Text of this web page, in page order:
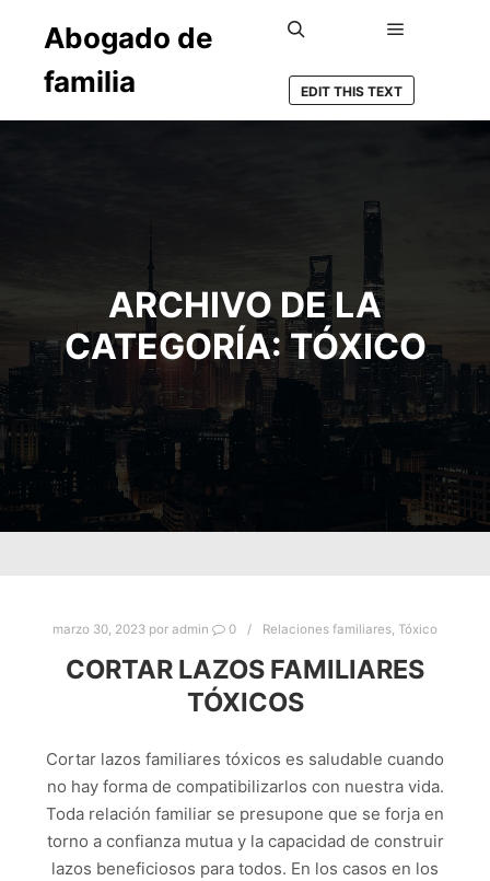
Abogado de
familia
EDIT THIS TEXT
ARCHIVO DE LA
CATEGORÍA:TÓXICO
marzo 30, 2023 por admin 0 Relaciones familiares, Tóxico
CORTAR LAZOS FAMILIARES
TÓXICOS
Cortar lazos familiares tóxicos es saludable cuando
no hay forma de compatibilizarlos con nuestra vida.
Toda relación familiar se presupone que se forja en
torno a confianza mutua y la capacidad de construir
lazos beneficiosos para todos. En los casos en los